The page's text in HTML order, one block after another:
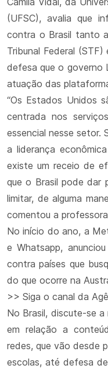
(UFSC), avalia que
contra o Brasil tanto
Tribunal Federal
defesa que o governo
atuação das
“Os Estados Unidos
centrada nos
essencial nesse setor.
a liderança
existe um receio de
que o Brasil pode dar
limitar, de alguma
comentou a
No início do ano, a
e Whatsapp,
contra países que
do que ocorre na
>> Siga o canal da
No Brasil, discute-se
em relação a
redes, que vão desde
escolas, até defesa